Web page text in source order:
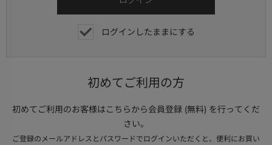
ログインしたままにする
初めてご利用の方
初めてご利用のお客様はこちらから会員登録 (無料) を行ってくだ
さい。
ご登録のメールアドレスとパスワードでログインいただくと、便利にお買い